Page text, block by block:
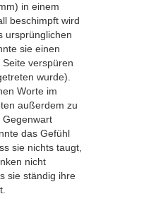
in einem
beschimpft wird
ursprünglichen
sie einen
verspüren
wurde).
Worte im
außerdem zu
Gegenwart
das Gefühl
sie nichts taugt,
nicht
sie ständig ihre